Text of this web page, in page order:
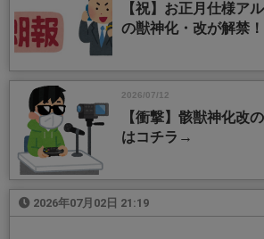
【祝】お正月仕様ア
の獣神化・改が解禁！
2026/07/12
【衝撃】骸獣神化改
はコチラ→
2026年07月02日 21:19